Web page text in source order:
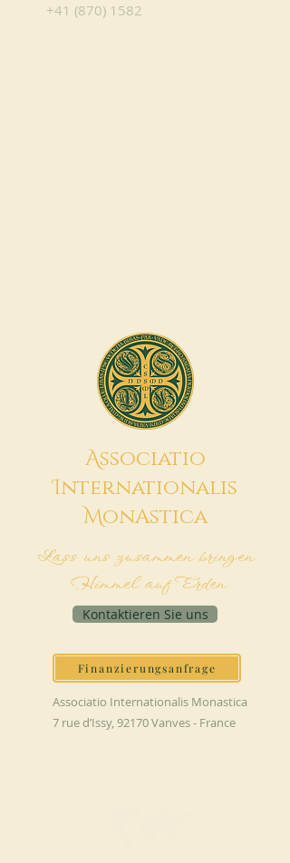
+41 (870) 1582
Associatio
Internationalis
MonAstica
Lass uns zusammen bringen
Himmel auf Erden
Kontaktieren Sie uns
Finanzierungsanfrage
Associatio Internationalis Monastica
7 rue d’Issy, 92170 Vanves - France